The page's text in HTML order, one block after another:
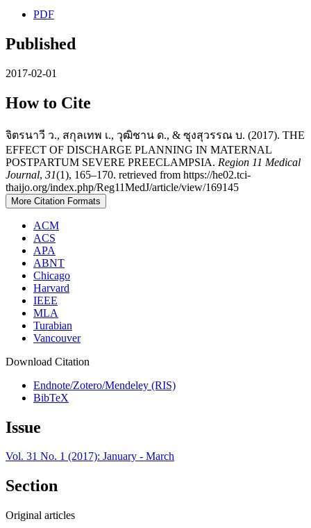
PDF
Published
2017-02-01
How to Cite
จิตรนาวี ว., สกุลเทพ เ., วุฒิชาน ด., & ซุงสุวรรณ บ. (2017). THE
EFFECT OF DISCHARGE PLANNING IN MATERNAL
POSTPARTUM SEVERE PREECLAMPSIA. Region 11 Medical
Journal, 31(1), 165–170. retrieved from https://he02.tci-
thaijo.org/index.php/Reg11MedJ/article/view/169145
More Citation Formats
ACM
ACS
APA
ABNT
Chicago
Harvard
IEEE
MLA
Turabian
Vancouver
Download Citation
Endnote/Zotero/Mendeley (RIS)
BibTeX
Issue
Vol. 31 No. 1 (2017): January - March
Section
Original articles